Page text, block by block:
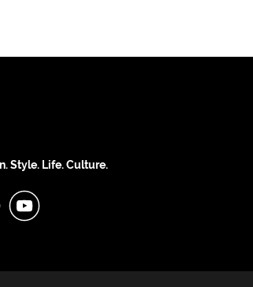
Style. Life. Culture.